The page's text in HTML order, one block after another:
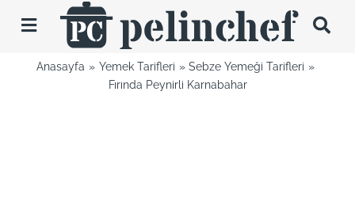
Toggle
Navigation
Tarifler
Anasayfa Yemek Tarifleri
Sebze Yemeği Tarifleri
Fırında Peynirli Karnabahar